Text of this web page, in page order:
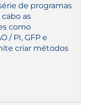
de programas
as
como
/ PI, GFP e
criar métodos